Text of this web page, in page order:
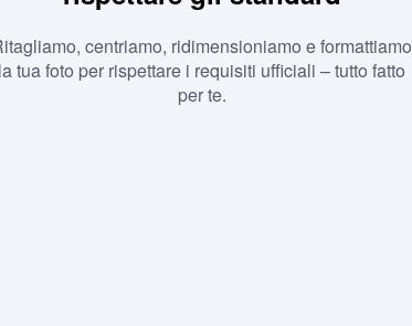
centriamo, ridimensioniamo e formattiamo
la tua foto per rispettare i requisiti ufficiali – tutto fatto
per te.